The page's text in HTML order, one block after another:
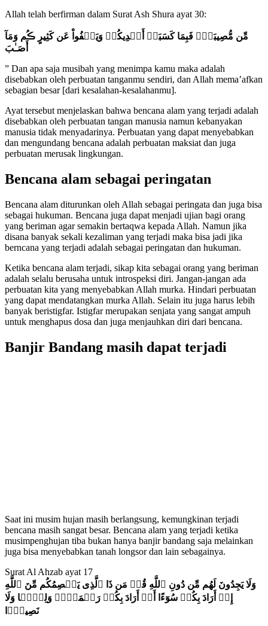
Allah telah berfirman dalam Surat Ash Shura ayat 30:
مِّن مُّصِيبَةٍ۬ فَبِمَا كَسَبَتۡ أَيۡدِيكُمۡ وَيَعۡفُواْ عَن كَثِيرٍ ڪُم وَمَآ
أَصَـٰبَ
” Dan apa saja musibah yang menimpa kamu maka adalah
disebabkan oleh perbuatan tanganmu sendiri, dan Allah mema’afkan
sebagian besar [dari kesalahan-kesalahanmu].
Ayat tersebut menjelaskan bahwa bencana alam yang terjadi adalah
disebabkan oleh perbuatan tangan manusia namun kebanyakan
manusia tidak menyadarinya. Perbuatan yang dapat menyebabkan
dan mengundang bencana adalah perbuatan maksiat dan juga
perbuatan merusak lingkungan.
Bencana alam sebagai peringatan
Bencana alam diturunkan oleh Allah sebagai peringata dan juga bisa
sebagai hukuman. Bencana juga dapat menjadi ujian bagi orang
yang beriman agar semakin bertaqwa kepada Allah. Namun jika
disana banyak sekali kezaliman yang terjadi maka bisa jadi jika
berncana yang terjadi adalah sebagai peringatan dan hukuman.
Ketika bencana alam terjadi, sikap kita sebagai orang yang beriman
adalah selalu berusaha untuk introspeksi diri. Jangan-jangan ada
perbuatan kita yang menyebabkan Allah murka. Hindari perbuatan
yang dapat mendatangkan murka Allah. Selain itu juga harus lebih
banyak beristigfar. Istigfar merupakan senjata yang sangat ampuh
untuk menghapus dosa dan juga menjauhkan diri dari bencana.
Banjir Bandang masih dapat terjadi
Saat ini musim hujan masih berlangsung, kemungkinan terjadi
bencana masih sangat besar. Bencana alam yang terjadi ketika
musimpenghujan tiba bukan hanya banjir bandang saja melainkan
juga bisa menyebabkan tanah longsor dan lain sebagainya.
Surat Al Ahzab ayat 17
وَلَا يَجِدُونَ لَهُم مِّن دُونِ ٱللَّهِ قُلۡ مَن ذَا ٱلَّذِى يَعۡصِمُكُم مِّنَ ٱللَّهِ
إِنۡ أَرَادَ بِكُمۡ سُوٓءًا أَوۡ أَرَادَ بِكُمۡ رَحۡمَةً۬‌ۚ وَلِيًّ۬ا وَلَا
نَصِيرً۬ا